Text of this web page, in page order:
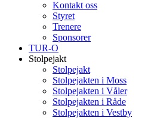
Kontakt oss
Styret
Trenere
Sponsorer
TUR-O
Stolpejakt
Stolpejakt
Stolpejakten i Moss
Stolpejakten i Våler
Stolpejakten i Råde
Stolpejakten i Vestby